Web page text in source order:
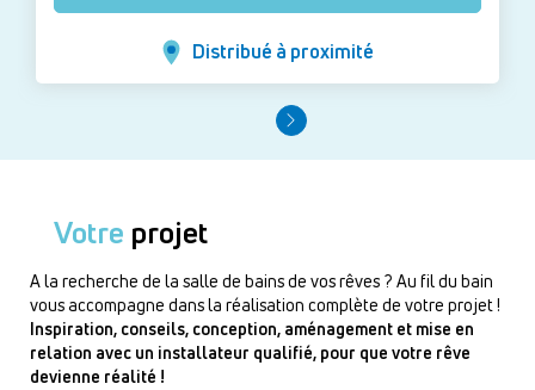
Distribué à proximité
Votre projet
A la recherche de la salle de bains de vos rêves ? Au fil du bain
vous accompagne dans la réalisation complète de votre projet !
Inspiration, conseils, conception, aménagement et mise en
relation avec un installateur qualifié, pour que votre rêve
devienne réalité !